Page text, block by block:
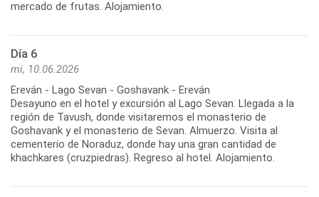
Día 6
mi, 10.06.2026
Ereván - Lago Sevan - Goshavank - Ereván
Desayuno en el hotel y excursión al Lago Sevan. Llegada a la
región de Tavush, donde visitaremos el monasterio de
Goshavank y el monasterio de Sevan. Almuerzo. Visita al
cementerio de Noraduz, donde hay una gran cantidad de